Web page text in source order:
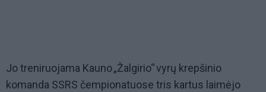
Jo treniruojama Kauno „Žalgirio“ vyrų krepšinio
komanda SSRS čempionatuose tris kartus laimėjo